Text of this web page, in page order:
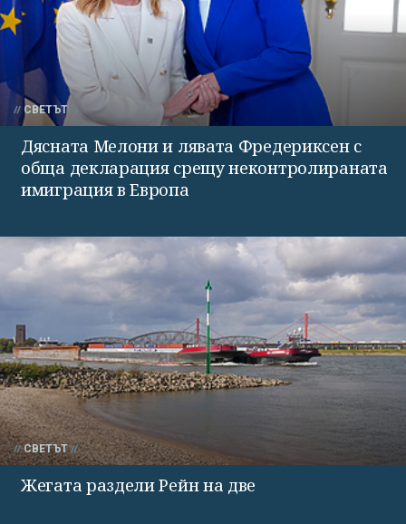
СВЕТЪТ
Дясната Мелони и лявата Фредериксен с
обща декларация срещу неконтролираната
имиграция в Европа
СВЕТЪТ
Жегата раздели Рейн на две